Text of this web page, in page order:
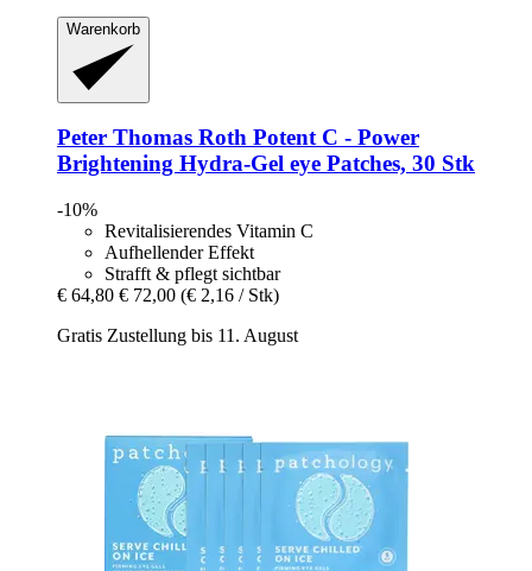
Warenkorb
Peter Thomas Roth Potent C -​ Power
Brightening Hydra-​Gel eye Patches, 30 Stk
-10%
Revitalisierendes Vitamin C
Aufhellender Effekt
Strafft & pflegt sichtbar
€ 64,80 € 72,00 (€ 2,16 / Stk)
Gratis Zustellung bis 11. August